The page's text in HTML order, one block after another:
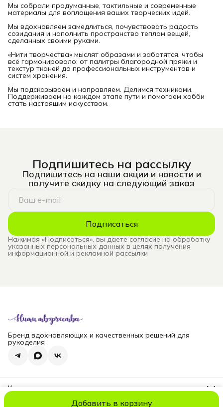
Добавить в корзину
Мы собрали продуманные, тактильные и современные
материалы для воплощения ваших творческих идей.
Мы вдохновляем замедлиться, почувствовать радость
созидания и наполнить пространство теплом вещей,
сделанных своими руками.
«Нити творчества» мыслят образами и заботятся, чтобы
всё гармонировало: от палитры благородной пряжи и
текстур тканей до профессиональных инструментов и
систем хранения.
Мы подсказываем и направляем. Делимся техниками.
Поддерживаем на каждом этапе пути и помогаем хобби
стать настоящим искусством.
Подпишитесь на рассылку
Подпишитесь на наши акции и новости и
получите скидку на следующий заказ
Подписаться
Нажимая «Подписаться», вы даете согласие на обработку
указанных персональных данных в целях получения
информационной и рекламной рассылки
Бренд вдохновляющих и качественных решений для
рукоделия
Контакты